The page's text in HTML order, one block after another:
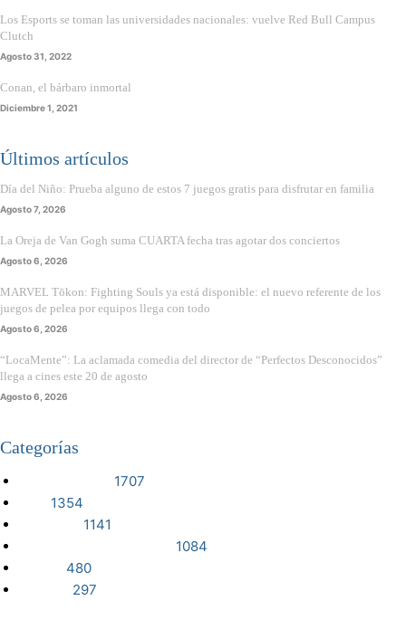
Los Esports se toman las universidades nacionales: vuelve Red Bull Campus
Clutch
Agosto 31, 2022
Conan, el bárbaro inmortal
Diciembre 1, 2021
Últimos artículos
Día del Niño: Prueba alguno de estos 7 juegos gratis para disfrutar en familia
Agosto 7, 2026
La Oreja de Van Gogh suma CUARTA fecha tras agotar dos conciertos
Agosto 6, 2026
MARVEL Tōkon: Fighting Souls ya está disponible: el nuevo referente de los
juegos de pelea por equipos llega con todo
Agosto 6, 2026
“LocaMente”: La aclamada comedia del director de “Perfectos Desconocidos”
llega a cines este 20 de agosto
Agosto 6, 2026
Categorías
1707
1354
1141
1084
480
297